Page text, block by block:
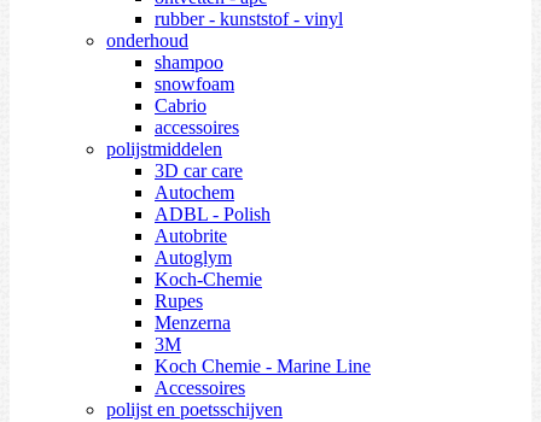
rubber - kunststof - vinyl
onderhoud
shampoo
snowfoam
Cabrio
accessoires
polijstmiddelen
3D car care
Autochem
ADBL - Polish
Autobrite
Autoglym
Koch-Chemie
Rupes
Menzerna
3M
Koch Chemie - Marine Line
Accessoires
polijst en poetsschijven